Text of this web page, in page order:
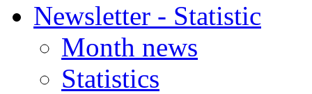
Newsletter - Statistic
Month news
Statistics